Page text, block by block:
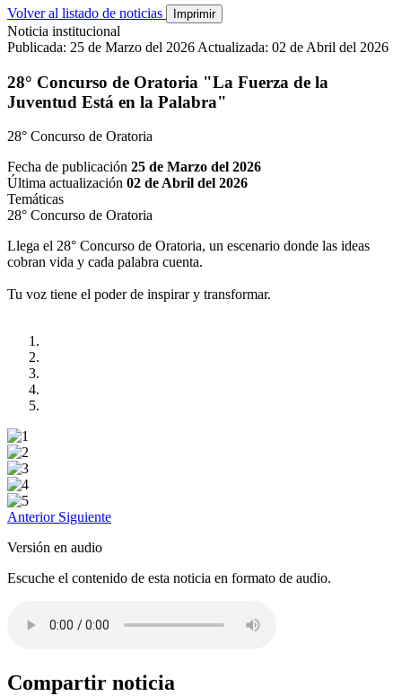
Volver al listado de noticias Imprimir
Noticia institucional
Publicada: 25 de Marzo del 2026 Actualizada: 02 de Abril del 2026
28° Concurso de Oratoria "La Fuerza de la
Juventud Está en la Palabra"
28° Concurso de Oratoria
Fecha de publicación 25 de Marzo del 2026
Última actualización 02 de Abril del 2026
Temáticas
28° Concurso de Oratoria
Llega el 28° Concurso de Oratoria, un escenario donde las ideas
cobran vida y cada palabra cuenta.
Tu voz tiene el poder de inspirar y transformar.
Anterior Siguiente
Versión en audio
Escuche el contenido de esta noticia en formato de audio.
Compartir noticia